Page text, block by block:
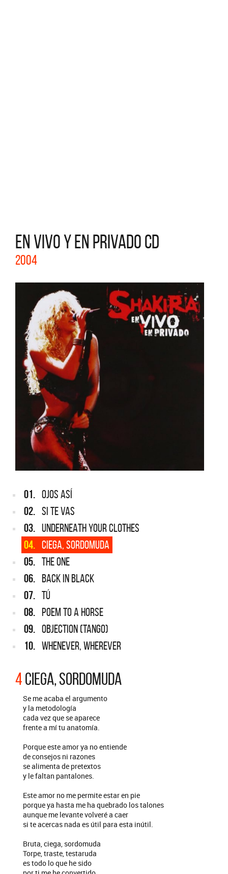
EN VIVO Y EN PRIVADO CD
2004
01. OJOS ASÍ
02. SI TE VAS
03. UNDERNEATH YOUR CLOTHES
04. CIEGA, SORDOMUDA
05. THE ONE
06. BACK IN BLACK
07. TÚ
08. POEM TO A HORSE
09. OBJECTION (Tango)
10. WHENEVER, WHEREVER
4CIEGA, SORDOMUDA
Se me acaba el argumento
y la metodología
cada vez que se aparece
frente a mí tu anatomía.
Porque este amor ya no entiende
de consejos ni razones
se alimenta de pretextos
y le faltan pantalones.
Este amor no me permite estar en pie
porque ya hasta me ha quebrado los talones
aunque me levante volveré a caer
si te acercas nada es útil para esta inútil.
Bruta, ciega, sordomuda
Torpe, traste, testaruda
es todo lo que he sido